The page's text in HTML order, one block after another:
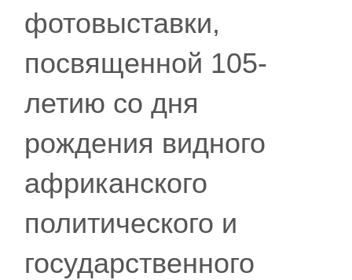
фотовыставки,
посвященной 105-
летию со дня
рождения видного
африканского
политического и
государственного